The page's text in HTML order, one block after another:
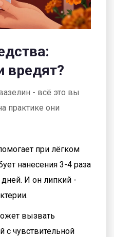
вредят?
- всё это вы
практике они
при лёгком
нанесения 3-4 раза
И он липкий -
вызвать
с чувствительной